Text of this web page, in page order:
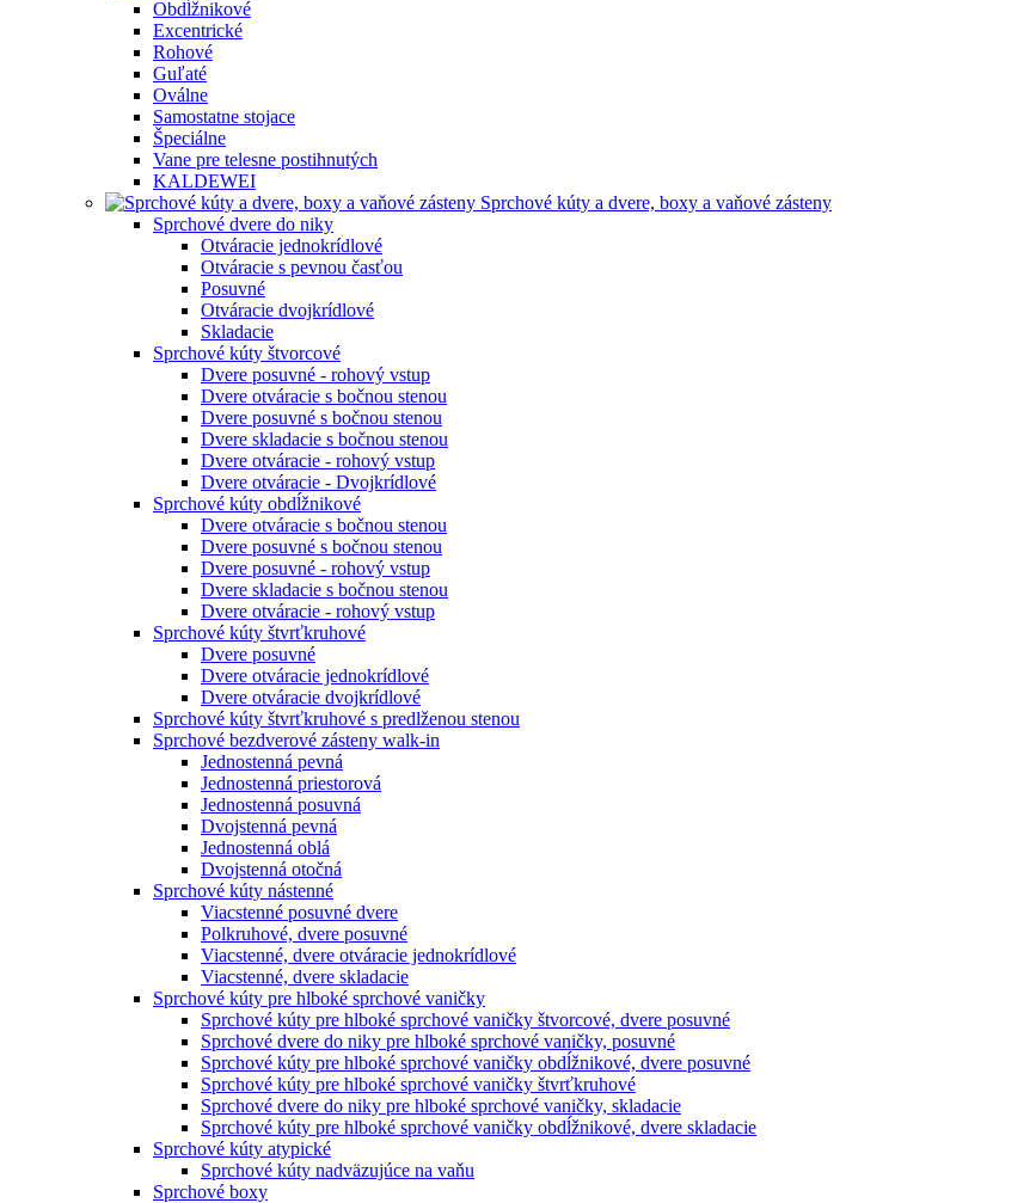
Obdĺžnikové
Excentrické
Rohové
Guľaté
Oválne
Samostatne stojace
Špeciálne
Vane pre telesne postihnutých
KALDEWEI
Sprchové kúty a dvere, boxy a vaňové zásteny
Sprchové dvere do niky
Otváracie jednokrídlové
Otváracie s pevnou časťou
Posuvné
Otváracie dvojkrídlové
Skladacie
Sprchové kúty štvorcové
Dvere posuvné - rohový vstup
Dvere otváracie s bočnou stenou
Dvere posuvné s bočnou stenou
Dvere skladacie s bočnou stenou
Dvere otváracie - rohový vstup
Dvere otváracie - Dvojkrídlové
Sprchové kúty obdĺžnikové
Dvere otváracie s bočnou stenou
Dvere posuvné s bočnou stenou
Dvere posuvné - rohový vstup
Dvere skladacie s bočnou stenou
Dvere otváracie - rohový vstup
Sprchové kúty štvrťkruhové
Dvere posuvné
Dvere otváracie jednokrídlové
Dvere otváracie dvojkrídlové
Sprchové kúty štvrťkruhové s predlženou stenou
Sprchové bezdverové zásteny walk-in
Jednostenná pevná
Jednostenná priestorová
Jednostenná posuvná
Dvojstenná pevná
Jednostenná oblá
Dvojstenná otočná
Sprchové kúty nástenné
Viacstenné posuvné dvere
Polkruhové, dvere posuvné
Viacstenné, dvere otváracie jednokrídlové
Viacstenné, dvere skladacie
Sprchové kúty pre hlboké sprchové vaničky
Sprchové kúty pre hlboké sprchové vaničky štvorcové, dvere posuvné
Sprchové dvere do niky pre hlboké sprchové vaničky, posuvné
Sprchové kúty pre hlboké sprchové vaničky obdĺžnikové, dvere posuvné
Sprchové kúty pre hlboké sprchové vaničky štvrťkruhové
Sprchové dvere do niky pre hlboké sprchové vaničky, skladacie
Sprchové kúty pre hlboké sprchové vaničky obdĺžnikové, dvere skladacie
Sprchové kúty atypické
Sprchové kúty nadväzujúce na vaňu
Sprchové boxy